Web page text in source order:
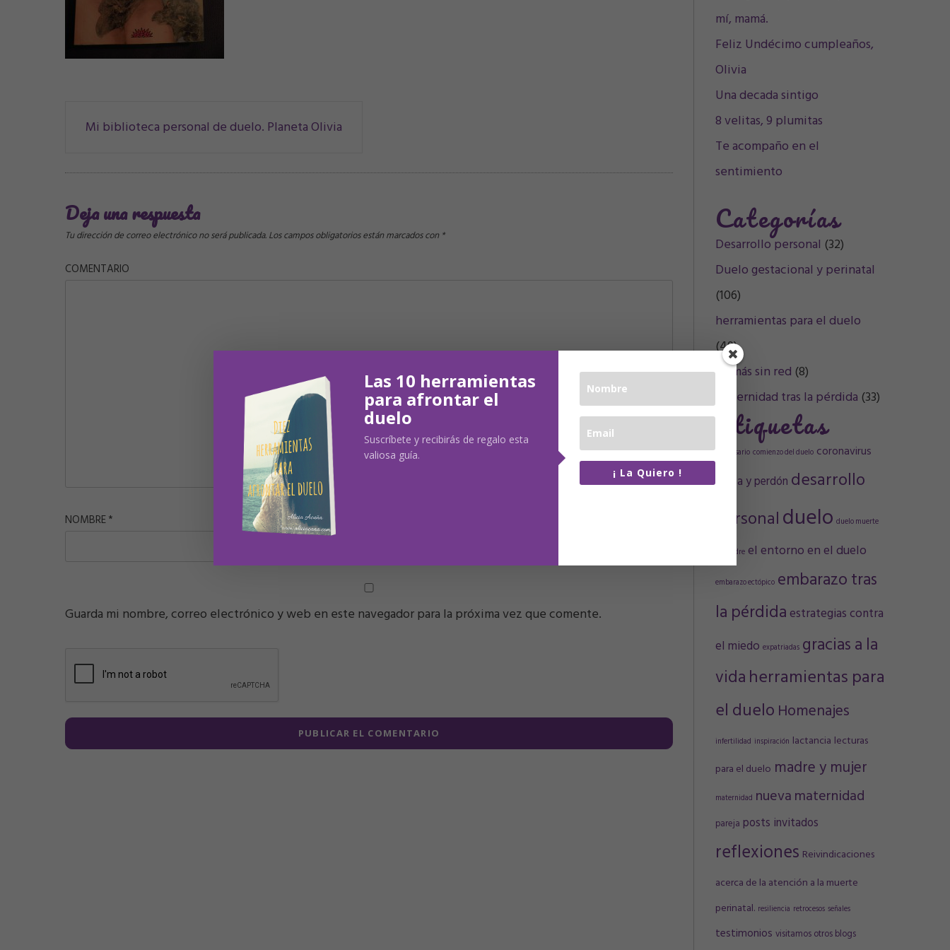
Navegación
correos
Mi biblioteca personal de duelo. Planeta Olivia
Deja una respuesta
Tu dirección de correo electrónico no será publicada.Los campos obligatorios están marcados con *
COMENTARIO
NOMBRE* CORREO ELECTRÓNICO
Guarda mi nombre, correo electrónico y web en este navegador para la próxima vez que comente.
mí, mamá.
Feliz Undécimo cumpleaños,
Olivia
Una decada sintigo
8 velitas, 9 plumitas
Te acompaño en el
sentimiento
Categorías
Desarrollo personal (32)
Duelo gestacional y perinatal
(106)
herramientas para el duelo
(49)
Mamás sin red (8)
Maternidad tras la pérdida (33)
Etiquetas
aniversario comienzo del duelo coronavirus
Culpa y perdón desarrollo
personalduelo duelo muerte
de madre el entorno en el duelo
embarazo ectópico embarazo tras
la pérdida estrategias contra
el miedo expatriadas gracias a la
vidaherramientas para
el duelo Homenajes
infertilidad inspiración lactancia lecturas
para el duelo madre y mujer
maternidad nueva maternidad
pareja posts invitados
reflexiones Reivindicaciones
acerca de la atención a la muerte
perinatal. resiliencia retrocesos señales
testimonios visitamos otros blogs
Las 10 herramientas
para afrontar el
duelo
Suscríbete y recibirás de regalo esta
valiosa guía.
¡ La Quiero !